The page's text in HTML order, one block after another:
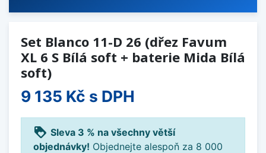
Set Blanco 11-D 26 (dřez Favum
XL 6 S Bílá soft + baterie Mida Bílá
soft)
9 135 Kč s DPH
loyalty Sleva 3 % na všechny větší
objednávky! Objednejte alespoň za 8 000